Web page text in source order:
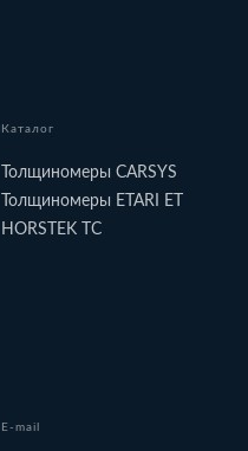
Каталог
Толщиномеры CARSYS
Толщиномеры ETARI ET
HORSTEK TC
E-mail